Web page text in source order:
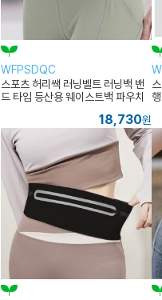
WFPSDQC
스포츠 허리쌕 러닝벨트 러닝백 밴
드 타입 등산용 웨이스트백 파우치
18,730원